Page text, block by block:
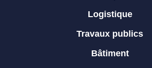
Logistique
Travaux publics
Bâtiment